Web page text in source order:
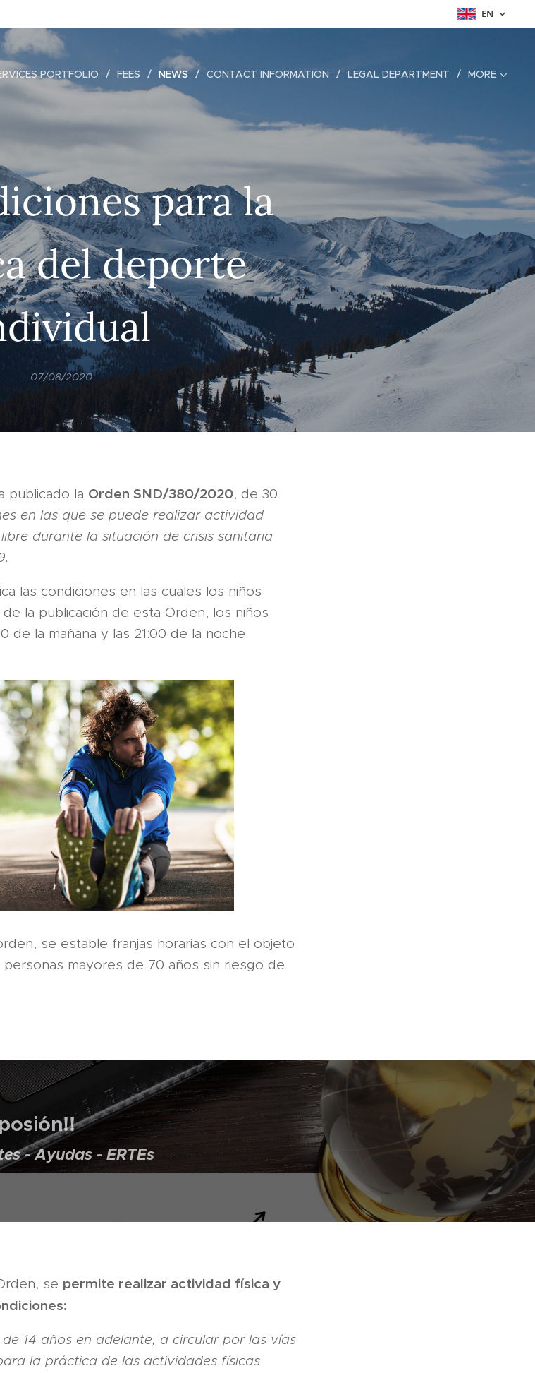
EN
PORTFOLIO FEES NEWS CONTACT INFORMATION LEGAL DEPARTMENT MORE
para la
del deporte
07/08/2020
publicado la Orden SND/380/2020, de 30
en las que se puede realizar actividad
durante la situación de crisis sanitaria
las condiciones en las cuales los niños
la publicación de esta Orden, los niños
de la mañana y las 21:00 de la noche.
se estable franjas horarias con el objeto
personas mayores de 70 años sin riesgo de
- Ayudas - ERTEs
se permite realizar actividad física y
14 años en adelante, a circular por las vías
la práctica de las actividades físicas